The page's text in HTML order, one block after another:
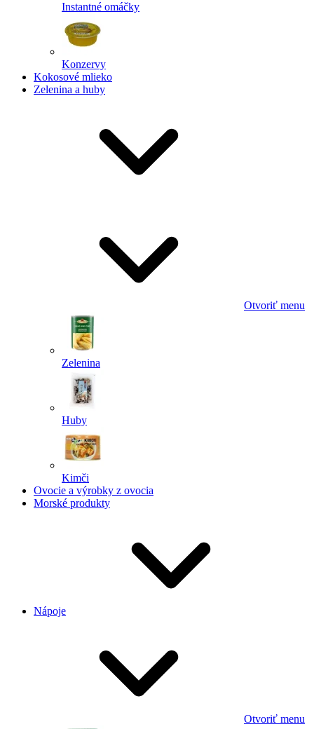
Instantné omáčky
Konzervy
Kokosové mlieko
Zelenina a huby
Otvoriť menu
Zelenina
Huby
Kimči
Ovocie a výrobky z ovocia
Morské produkty
Nápoje
Otvoriť menu